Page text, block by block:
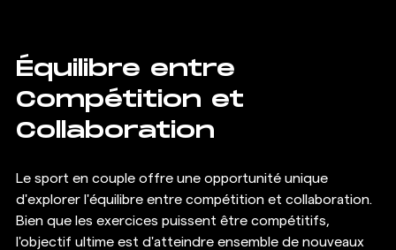
Équilibre entre
Compétition et
Collaboration
Le sport en couple offre une opportunité unique
d'explorer l'équilibre entre compétition et collaboration.
Bien que les exercices puissent être compétitifs,
l'objectif ultime est d'atteindre ensemble de nouveaux